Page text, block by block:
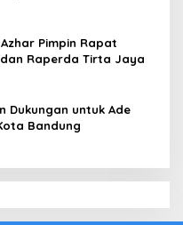
Pimpin Rapat
dan Raperda Tirta Jaya
Dukungan untuk Ade
Bandung